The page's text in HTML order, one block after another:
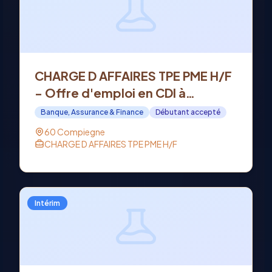
CHARGE D AFFAIRES TPE PME H/F
- Offre d'emploi en CDI à
COMPIEGNE (60)
Banque, Assurance & Finance Débutant accepté
60 Compiegne
CHARGE D AFFAIRES TPE PME H/F
Intérim